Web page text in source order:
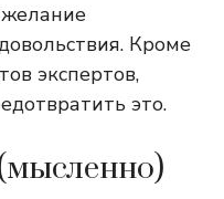
Кроме
экспертов,
это.